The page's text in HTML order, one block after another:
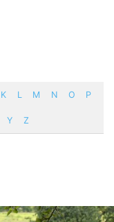
K L M N O P
Y Z